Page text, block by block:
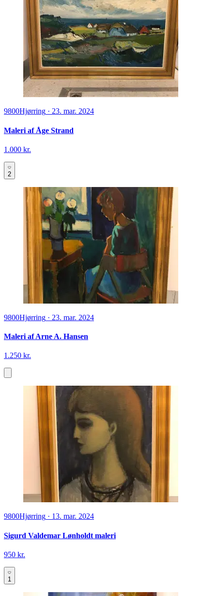
9800Hjørring · 23. mar. 2024
Maleri af Åge Strand
1.000 kr.
2
9800Hjørring · 23. mar. 2024
Maleri af Arne A. Hansen
1.250 kr.
9800Hjørring · 13. mar. 2024
Sigurd Valdemar Lønholdt maleri
950 kr.
1